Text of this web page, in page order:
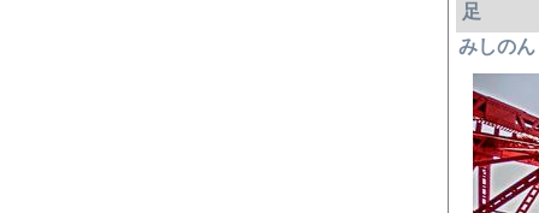
足
みしのん